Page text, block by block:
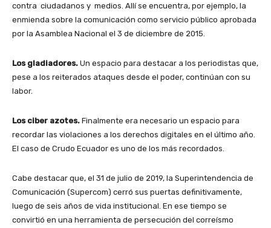
contra ciudadanos y medios. Allí se encuentra, por ejemplo, la
enmienda sobre la comunicación como servicio público aprobada
por la Asamblea Nacional el 3 de diciembre de 2015.
Los gladiadores. Un espacio para destacar a los periodistas que,
pese a los reiterados ataques desde el poder, continúan con su
labor.
Los ciber azotes. Finalmente era necesario un espacio para
recordar las violaciones a los derechos digitales en el último año.
El caso de Crudo Ecuador es uno de los más recordados.
Cabe destacar que, el 31 de julio de 2019, la Superintendencia de
Comunicación (Supercom) cerró sus puertas definitivamente,
luego de seis años de vida institucional. En ese tiempo se
convirtió en una herramienta de persecución del correísmo